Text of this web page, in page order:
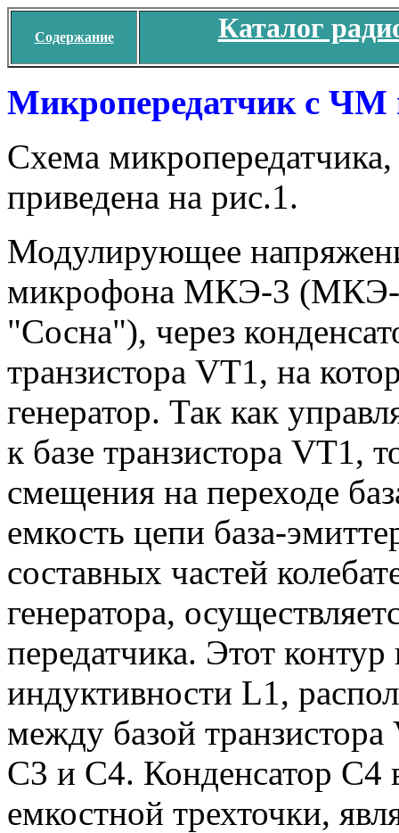
Содержание Каталог
Микропередатчик с ЧМ
Схема
приведена на рис.1.
Модулирующее
микрофона МКЭ-3
"Сосна"), через
транзистора VТ1, на
генератор. Так как
к базе транзистора VТ1,
смещения на переходе
емкость цепи база-
составных частей
генератора,
передатчика. Этот
индуктивности L1,
между базой
С3 и С4. Конденсатор С4
емкостной трехточки,